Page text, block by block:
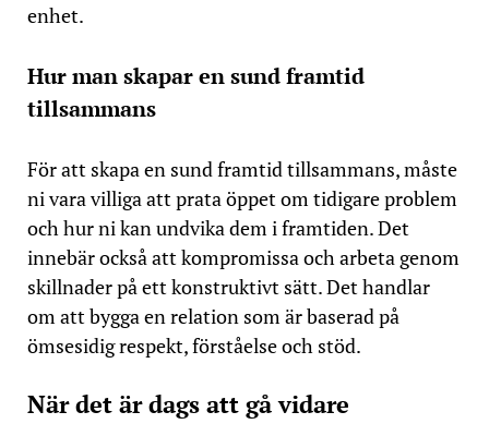
enhet.
Hur man skapar en sund framtid
tillsammans
För att skapa en sund framtid tillsammans, måste
ni vara villiga att prata öppet om tidigare problem
och hur ni kan undvika dem i framtiden. Det
innebär också att kompromissa och arbeta genom
skillnader på ett konstruktivt sätt. Det handlar
om att bygga en relation som är baserad på
ömsesidig respekt, förståelse och stöd.
När det är dags att gå vidare